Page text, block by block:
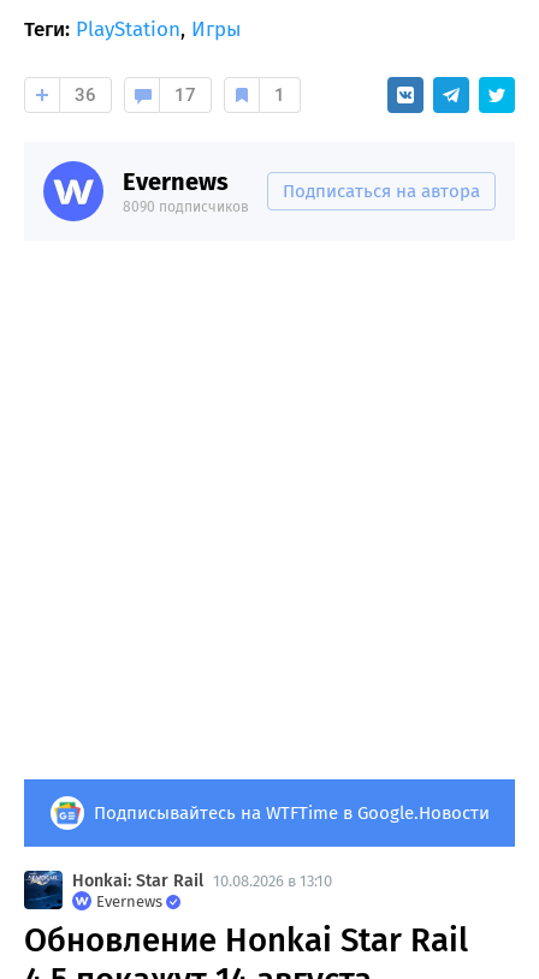
Теги: PlayStation, Игры
36 17 1
Evernews
8090 подписчиков
Подписаться на автора
Подписывайтесь на WTFTime в Google.Новости
Honkai: Star Rail 10.08.2026 в 13:10
Evernews
Обновление Honkai Star Rail